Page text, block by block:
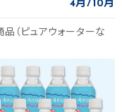
4月 10月
（ピュアウォーターな